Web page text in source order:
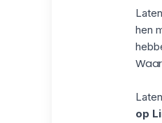
hen
op